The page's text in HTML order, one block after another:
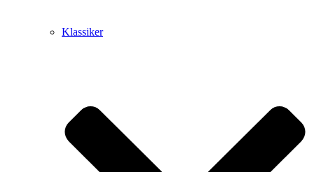
Klassiker